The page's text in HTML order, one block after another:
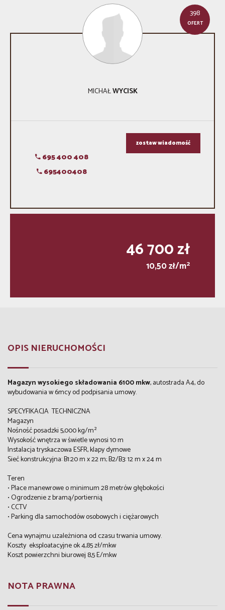
398
OFERT
MICHAŁWYCISK
695 400 408
695400408
zostaw wiadomość
46 700 zł
10,50 zł/m2
OPIS NIERUCHOMOŚCI
Magazyn wysokiego składowania 6100 mkw, autostrada A4, do
wybudowania w 6mcy od podpisania umowy.
SPECYFIKACJA TECHNICZNA
Magazyn
Nośność posadzki 5,000 kg/m²
Wysokość wnętrza w świetle wynosi 10 m
Instalacja tryskaczowa ESFR, klapy dymowe
Sieć konstrukcyjna: B1:20 m x 22 m; B2/B3: 12 m x 24 m
Teren
• Place manewrowe o minimum 28 metrów głębokości
• Ogrodzenie z bramą/portiernią
• CCTV
• Parking dla samochodów osobowych i ciężarowych
Cena wynajmu uzależniona od czasu trwania umowy.
Koszty eksploatacyjne ok 4,85 zł/mkw
Koszt powierzchni biurowej 8,5 E/mkw
NOTA PRAWNA